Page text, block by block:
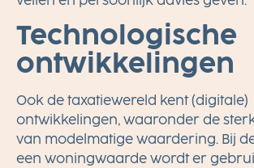
Technologische
ontwikkelingen
Ook de taxatiewereld kent (digitale)
ontwikkelingen, waaronder de
van modelmatige waardering. Bij
een woningwaarde wordt er